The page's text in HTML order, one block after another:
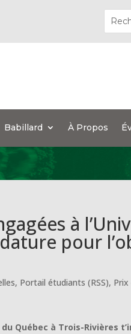
Babillard À Propos
à
pour
, Portail étudiants (RSS),
Québec à Trois-Rivières